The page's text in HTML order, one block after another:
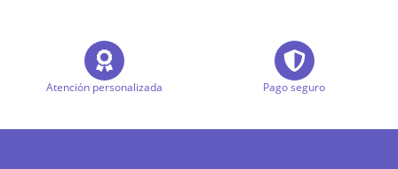
Atención personalizada Pago seguro